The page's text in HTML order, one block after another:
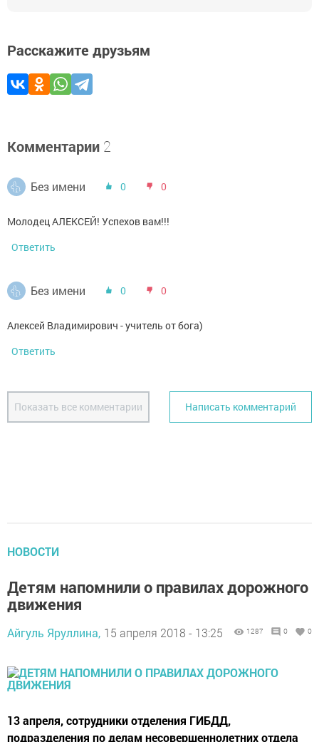
Расскажите друзьям
Комментарии 2
Без имени 0 0
Молодец АЛЕКСЕЙ! Успехов вам!!!
Ответить
Без имени 0 0
Алексей Владимирович - учитель от бога)
Ответить
Показать все комментарии Написать комментарий
НОВОСТИ
Детям напомнили о правилах дорожного
движения
Айгуль Яруллина, 15 апреля 2018 - 13:25 1287 0 0
13 апреля, сотрудники отделения ГИБДД,
подразделения по делам несовершеннолетних отдела